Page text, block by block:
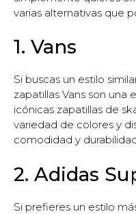
varias alternativas que
1. Vans
Si buscas un estilo
zapatillas Vans son una
icónicas zapatillas de
variedad de colores y
comodidad y
2. Adidas
Si prefieres un estilo